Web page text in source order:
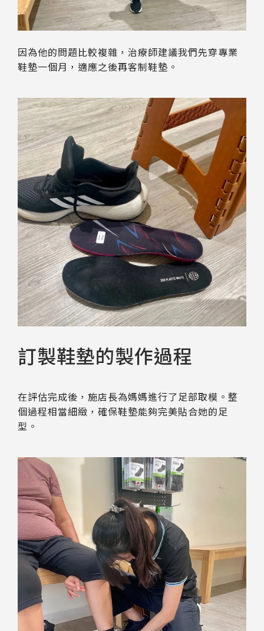
因為他的問題比較複雜，治療師建議我們先穿專業
鞋墊一個月，適應之後再客制鞋墊。
訂製鞋墊的製作過程
在評估完成後，施店長為媽媽進行了足部取模。整
個過程相當細緻，確保鞋墊能夠完美貼合她的足
型。